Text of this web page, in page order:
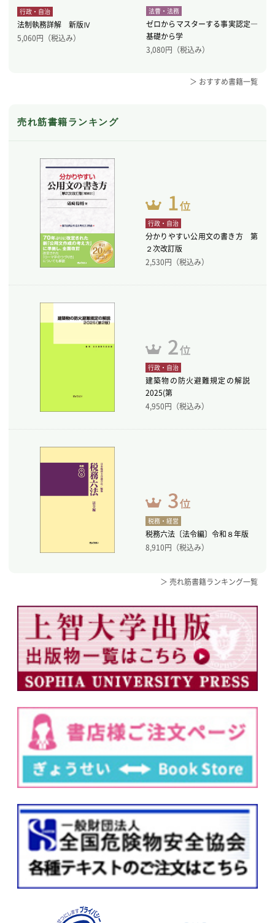
行政・自治
法制執務詳解 新版Ⅳ
5,060円（税込み）
法曹・法務
ゼロからマスターする事実認定―
基礎から学
3,080円（税込み）
＞ おすすめ書籍一覧
売れ筋書籍ランキング
行政・自治
分かりやすい公用文の書き方 第
２次改訂版
2,530円（税込み）
行政・自治
建築物の防火避難規定の解説
2025(第
4,950円（税込み）
税務・経営
税務六法〔法令編〕令和８年版
8,910円（税込み）
＞ 売れ筋書籍ランキング一覧